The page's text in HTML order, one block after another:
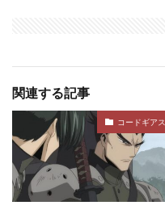
関連する記事
コードギアス